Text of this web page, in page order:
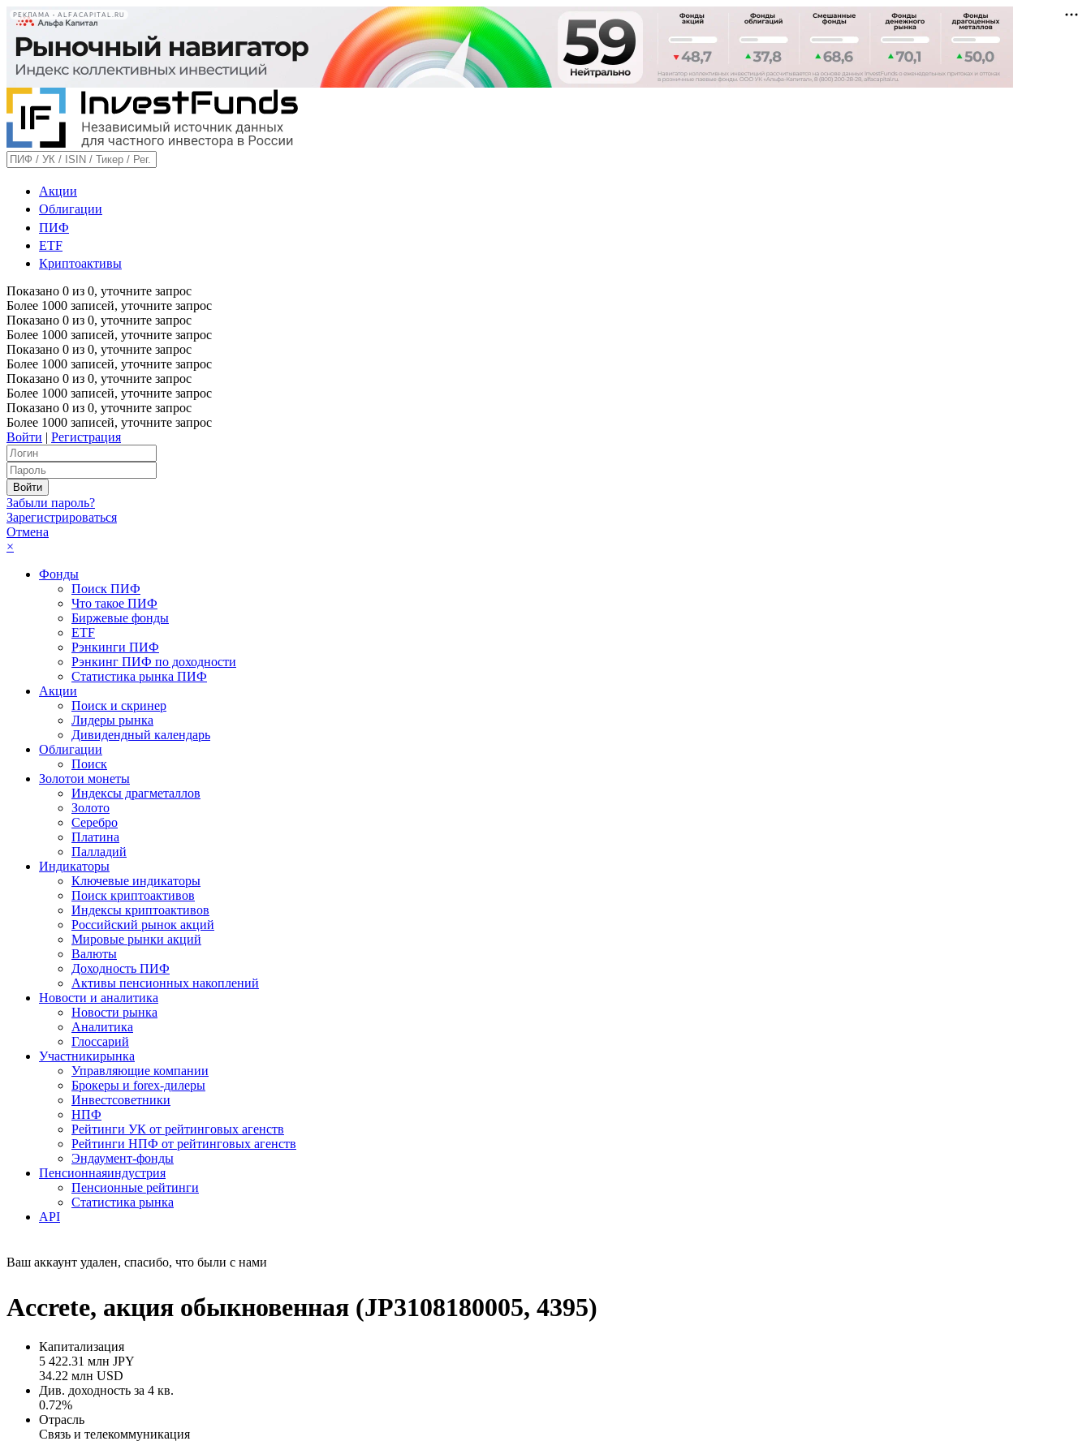
РЕКЛАМА • ALFACAPITAL.RU
Акции
Облигации
ПИФ
ETF
Криптоактивы
Показано 0 из 0, уточните запрос
Более 1000 записей, уточните запрос
Показано 0 из 0, уточните запрос
Более 1000 записей, уточните запрос
Показано 0 из 0, уточните запрос
Более 1000 записей, уточните запрос
Показано 0 из 0, уточните запрос
Более 1000 записей, уточните запрос
Показано 0 из 0, уточните запрос
Более 1000 записей, уточните запрос
Войти | Регистрация
Забыли пароль?
Зарегистрироваться
Отмена
×
Фонды
Поиск ПИФ
Что такое ПИФ
Биржевые фонды
ETF
Рэнкинги ПИФ
Рэнкинг ПИФ по доходности
Статистика рынка ПИФ
Акции
Поиск и скринер
Лидеры рынка
Дивидендный календарь
Облигации
Поиск
Золотои монеты
Индексы драгметаллов
Золото
Серебро
Платина
Палладий
Индикаторы
Ключевые индикаторы
Поиск криптоактивов
Индексы криптоактивов
Российский рынок акций
Мировые рынки акций
Валюты
Доходность ПИФ
Активы пенсионных накоплений
Новости и аналитика
Новости рынка
Аналитика
Глоссарий
Участникирынка
Управляющие компании
Брокеры и forex-дилеры
Инвестсоветники
НПФ
Рейтинги УК от рейтинговых агенств
Рейтинги НПФ от рейтинговых агенств
Эндаумент-фонды
Пенсионнаяиндустрия
Пенсионные рейтинги
Статистика рынка
API
Ваш аккаунт удален, спасибо, что были с нами
Accrete, акция обыкновенная (JP3108180005, 4395)
Капитализация
5 422.31 млн JPY
34.22 млн USD
Див. доходность за 4 кв.
0.72%
Отрасль
Связь и телекоммуникация